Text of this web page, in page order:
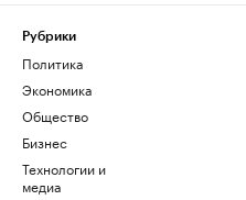
Рубрики
Политика
Экономика
Общество
Бизнес
Технологии и
медиа